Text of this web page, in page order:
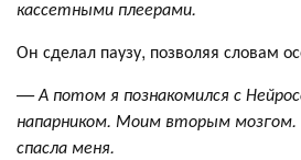
кассетными плеерами.
Он сделал паузу, позволяя словам
— А потом я познакомился с
напарником. Моим вторым
спасла меня.